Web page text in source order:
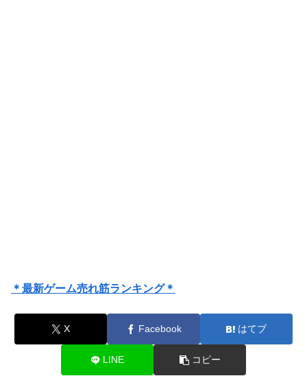
＊最新ゲーム売れ筋ランキング＊
X Facebook はてブ
LINE コピー